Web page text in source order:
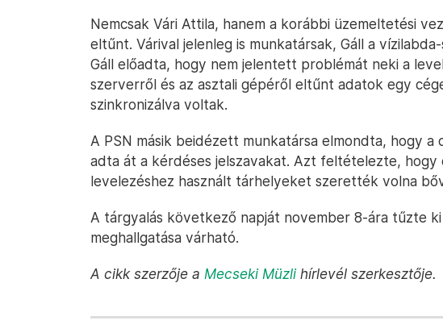
Nemcsak Vári Attila, hanem a korábbi üzemeltetési
eltűnt. Várival jelenleg is munkatársak, Gáll a
Gáll előadta, hogy nem jelentett problémát neki a
szerverről és az asztali gépéről eltűnt adatok egy
szinkronizálva voltak.
A PSN másik beidézett munkatársa elmondta, hogy
adta át a kérdéses jelszavakat. Azt feltételezte,
levelezéshez használt tárhelyeket szerették volna
A tárgyalás következő napját november 8-ára tűzte
meghallgatása várható.
A cikk szerzője a Mecseki Müzlihírlevél szerkesztője.